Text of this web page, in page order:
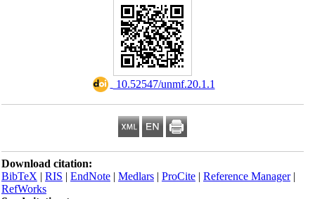
‎ 10.52547/unmf.20.1.1
Download citation:
BibTeX|RIS|EndNote|Medlars|ProCite|Reference Manager
RefWorks